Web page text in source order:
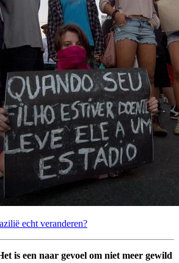
echt veranderen?
is een naar gevoel om niet meer gewild